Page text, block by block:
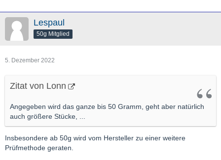
Lespaul
50g Mitglied
5. Dezember 2022
Zitat von Lonn
Angegeben wird das ganze bis 50 Gramm, geht aber natürlich
auch größere Stücke, ...
Insbesondere ab 50g wird vom Hersteller zu einer weitere
Prüfmethode geraten.